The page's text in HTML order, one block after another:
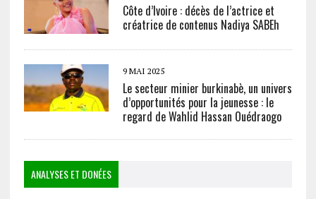
Côte d’Ivoire : décès de l’actrice et
créatrice de contenus Nadiya SABEh
9 MAI 2025
Le secteur minier burkinabè, un univers
d’opportunités pour la jeunesse : le
regard de Wahlid Hassan Ouédraogo
ANALYSES ET DONÉES